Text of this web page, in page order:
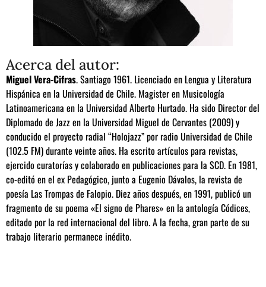
Acerca del autor:
Miguel Vera-Cifras. Santiago 1961. Licenciado en Lengua y Literatura
Hispánica en la Universidad de Chile. Magister en Musicología
Latinoamericana en la Universidad Alberto Hurtado. Ha sido Director del
Diplomado de Jazz en la Universidad Miguel de Cervantes (2009) y
conducido el proyecto radial “Holojazz” por radio Universidad de Chile
(102.5 FM) durante veinte años. Ha escrito artículos para revistas,
ejercido curatorías y colaborado en publicaciones para la SCD. En 1981,
co-editó en el ex Pedagógico, junto a Eugenio Dávalos, la revista de
poesía Las Trompas de Falopio. Diez años después, en 1991, publicó un
fragmento de su poema «El signo de Phares» en la antología Códices,
editado por la red internacional del libro. A la fecha, gran parte de su
trabajo literario permanece inédito.